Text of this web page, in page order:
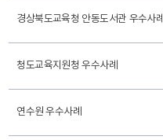
경상북도교육청 안동도서관 우수사례
청도교육지원청 우수사례
연수원 우수사례